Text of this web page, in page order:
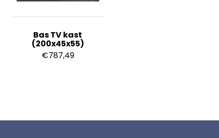
Bas TV kast
(200x45x55)
€787,49